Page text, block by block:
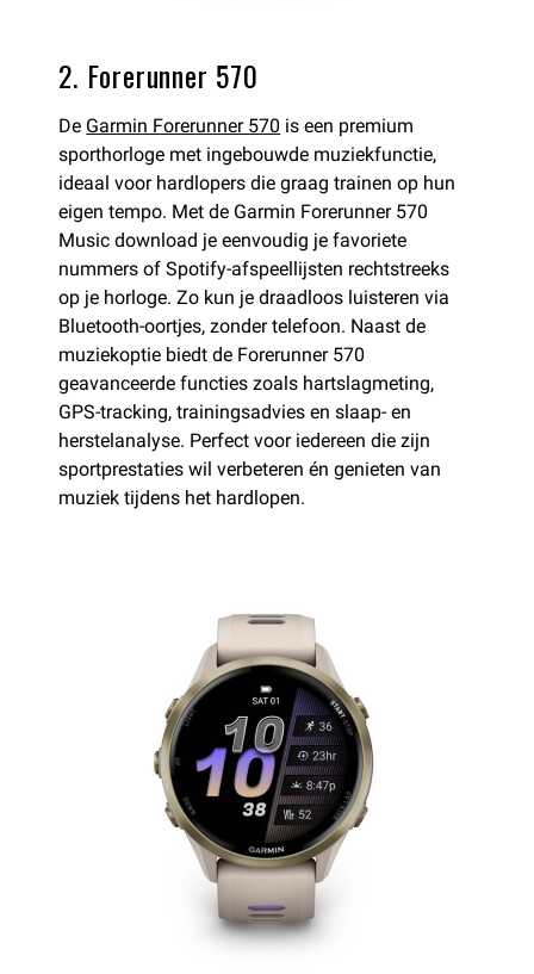
2. Forerunner 570
De Garmin Forerunner 570 is een premium
sporthorloge met ingebouwde muziekfunctie,
ideaal voor hardlopers die graag trainen op hun
eigen tempo. Met de Garmin Forerunner 570
Music download je eenvoudig je favoriete
nummers of Spotify-afspeellijsten rechtstreeks
op je horloge. Zo kun je draadloos luisteren via
Bluetooth-oortjes, zonder telefoon. Naast de
muziekoptie biedt de Forerunner 570
geavanceerde functies zoals hartslagmeting,
GPS-tracking, trainingsadvies en slaap- en
herstelanalyse. Perfect voor iedereen die zijn
sportprestaties wil verbeteren én genieten van
muziek tijdens het hardlopen.